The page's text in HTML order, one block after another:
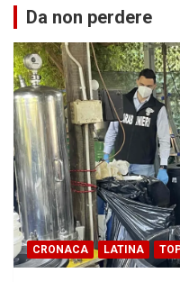
Da non perdere
CRONACA LATINA